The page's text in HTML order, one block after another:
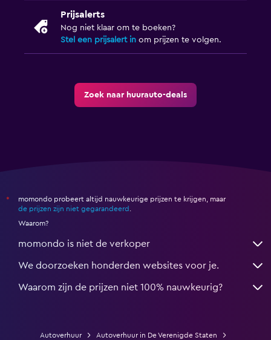
Prijsalerts
Nog niet klaar om te boeken?
Stel een prijsalert in om prijzen te volgen.
Zoek naar huurauto-deals
*
momondo probeert altijd nauwkeurige prijzen te krijgen, maar
de prijzen zijn niet gegarandeerd .
Waarom?
momondo is niet de verkoper
We doorzoeken honderden websites voor je.
Waarom zijn de prijzen niet 100% nauwkeurig?
Autoverhuur
Autoverhuur in De Verenigde Staten